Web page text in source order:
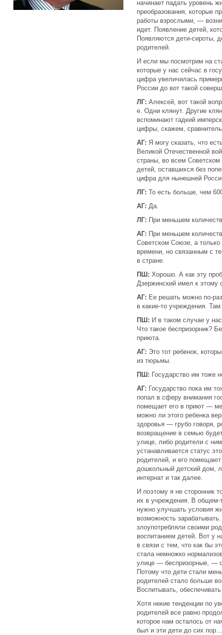
начинает падать уровень
преобразования, которые
работы взрослыми, —
идет. Появление детей,
Появляются дети-сироты,
родителей.
И если мы посмотрим на
которые у нас сейчас в
цифра увеличилась
России до вот такой
ЛГ: Алексей, вот такой
е. Одни клянут. Другие
вспоминают гадкий
цифры, скажем,
АГ: Я могу сказать, что
Великой Отечественной
страны, во всем
детей, оставшихся без
цифра для нынешней
ЛГ: То есть больше, чем
АГ: Да.
ЛГ: При меньшем
АГ: При меньшем
Советском Союзе, а
времени, но связанным с
в стране.
ПШ: Хорошо. А как эту
Дзержинский имел к этому
АГ: Ее решать можно по-
в какие-то учреждения.
ПШ: И в таком случае у
Что такое беспризорник?
приюта.
АГ: Это тот ребенок,
из тюрьмы.
ПШ: Государство им тоже
АГ: Государство пока им
попал в сферу внимания
помещает его в приют —
можно ли этого ребенка
здоровья — грубо говоря,
возвращение в семью
улице, либо родители с
устанавливается статус
родителей, и его помещают
дошкольный детский дом,
интернат и так далее.
И поэтому я не сторонник
их в учреждения. В общем-
нужно улучшать условия
возможность
злоупотребляли своими
воспитанием детей. Вот у
в связи с тем, что как бы
стала немножко
улице — беспризорные, —
Потому что дети стали
родителей стало больше
Воспитывать,
Хотя некие тенденции по
родителей все равно
которое нам осталось от
был и эти дети до сих